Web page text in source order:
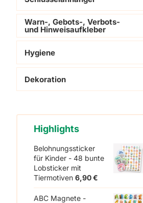
Warn-, Gebots-, Verbots-
und Hinweisaufkleber
Hygiene
Dekoration
Highlights
Belohnungssticker
für Kinder - 48 bunte
Lobsticker mit
Tiermotiven 6,90€
ABC Magnete -